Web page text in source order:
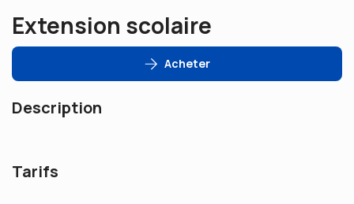
Extension scolaire
Acheter
Description
Tarifs